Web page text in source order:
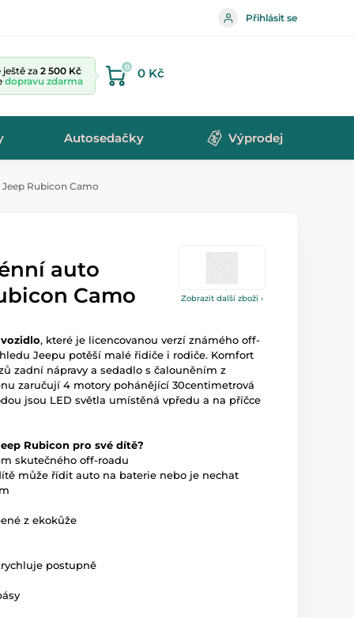
Přihlásit se
za 2 500 Kč
dopravu zdarma
0 0 Kč
Autosedačky Výprodej
Rubicon Camo
Zobrazit další zboží ›
auto
Camo
, které je licencovanou verzí známého off-
Jeepu potěší malé řidiče i rodiče. Komfort
zadní nápravy a sedadlo s čalouněním z
zaručují 4 motory pohánějící 30centimetrová
jsou LED světla umístěná vpředu a na příčce
Rubicon pro své dítě?
skutečného off-roadu
může řídit auto na baterie nebo je nechat
z ekokůže
postupně